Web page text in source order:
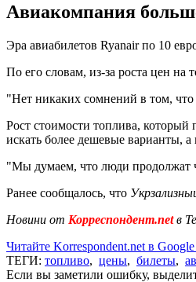
Авиакомпания
Эра авиабилетов Ryanair по 10
По его словам, из-за роста цен на
"Нет никаких сомнений в том,
Рост стоимости топлива, который
искать более дешевые варианты, а
"Мы думаем, что люди продолжат
Ранее сообщалось, что
Новини от Корреспондент.netв
Читайте Korrespondent.net в
ТЕГИ: топливо, цены, билеты,
Если вы заметили ошибку,